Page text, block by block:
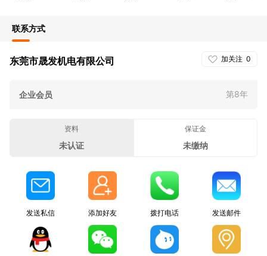
联系方式
加关注 0
东莞市晟发机电有限公司
企业会员 第8年
资料
未认证
保证金
未缴纳
发送私信 添加好友 拨打电话 发送邮件